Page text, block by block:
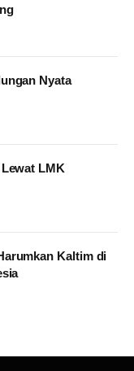
Nyata
LMK
Kaltim di